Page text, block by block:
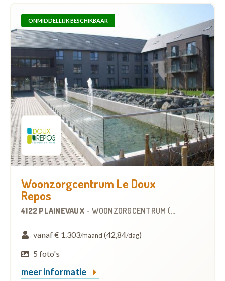
ONMIDDELLIJK BESCHIKBAAR
Woonzorgcentrum Le Doux
Repos
4122 PLAINEVAUX - WOONZORGCENTRUM (WZC)
vanaf € 1.303/maand (42,84/dag)
5 foto's
meer informatie